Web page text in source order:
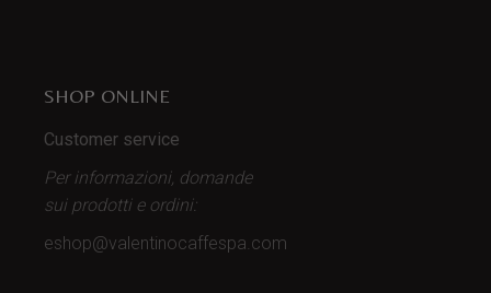
SHOP ONLINE
Customer service
Per informazioni, domande
sui prodotti e ordini:
eshop@valentinocaffespa.com